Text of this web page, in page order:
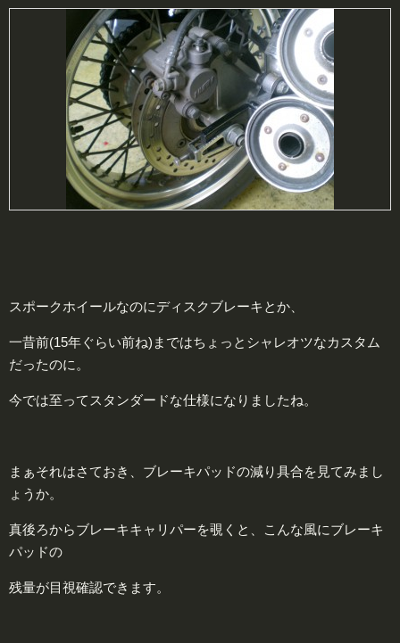
スポークホイールなのにディスクブレーキとか、
一昔前(15年ぐらい前ね)まではちょっとシャレオツなカスタム
だったのに。
今では至ってスタンダードな仕様になりましたね。
まぁそれはさておき、ブレーキパッドの減り具合を見てみまし
ょうか。
真後ろからブレーキキャリパーを覗くと、こんな風にブレーキ
パッドの
残量が目視確認できます。